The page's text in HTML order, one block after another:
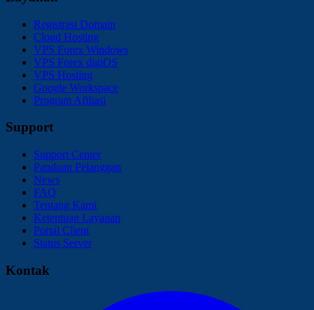
Registrasi Domain
Cloud Hosting
VPS Forex Windows
VPS Forex digiOS
VPS Hosting
Google Workspace
Program Afiliasi
Support
Support Center
Panduan Pelanggan
News
FAQ
Tentang Kami
Ketentuan Layanan
Portal Client
Status Server
Kontak